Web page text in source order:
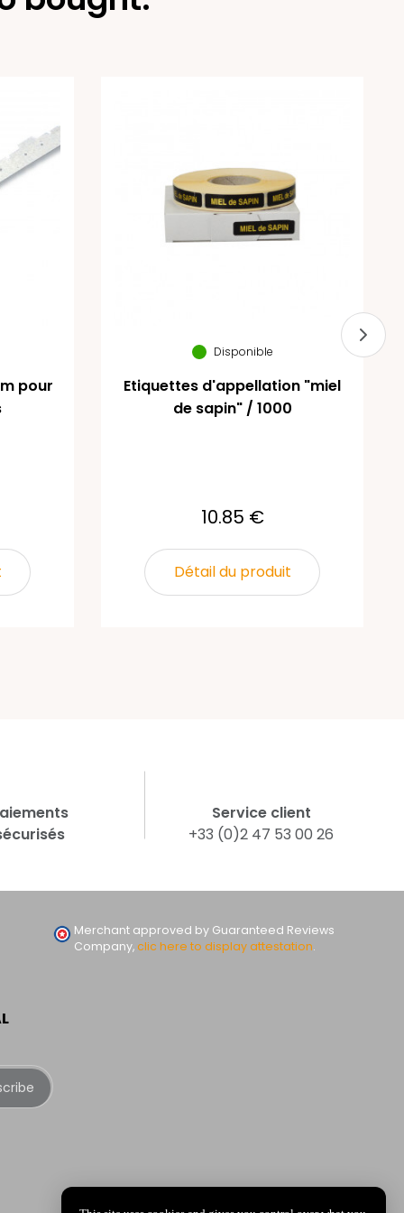
pour
Disponible
Etiquettes d'appellation "miel
de sapin" / 1000
10.85 €
Détail du produit
Service client
+33 (0)2 47 53 00 26
Merchant approved by Guaranteed Reviews
Company,clic here to display attestation.